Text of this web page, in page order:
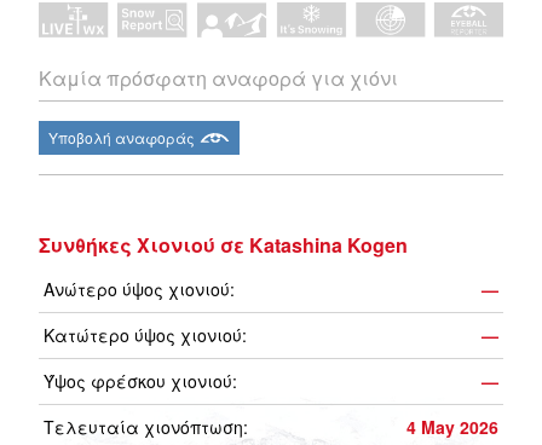
Καμία πρόσφατη αναφορά για χιόνι
Υποβολή αναφοράς
Συνθήκες Χιονιού σε Katashina Kogen
Ανώτερο ύψος χιονιού:
—
Κατώτερο ύψος χιονιού:
—
Ύψος φρέσκου χιονιού:
—
Τελευταία χιονόπτωση:
4 May 2026